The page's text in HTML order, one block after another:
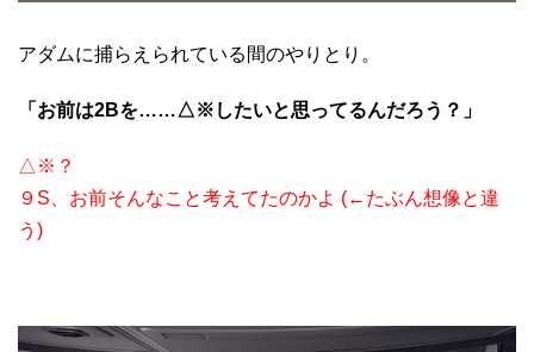
アダムに捕らえられている間のやりとり。
「お前は2Bを……△※したいと思ってるんだろう？」
△※？
９S、お前そんなこと考えてたのかよ (←たぶん想像と違
う)